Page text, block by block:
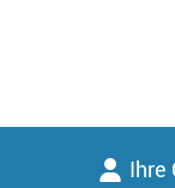
Ihre